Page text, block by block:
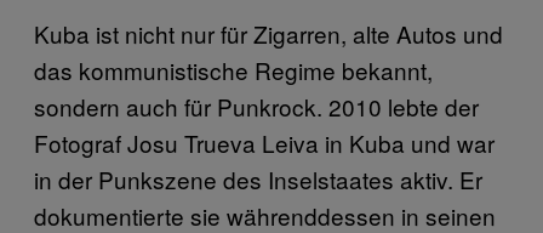
Kuba ist nicht nur für Zigarren, alte Autos und
das kommunistische Regime bekannt,
sondern auch für Punkrock. 2010 lebte der
Fotograf Josu Trueva Leiva in Kuba und war
in der Punkszene des Inselstaates aktiv. Er
dokumentierte sie währenddessen in seinen